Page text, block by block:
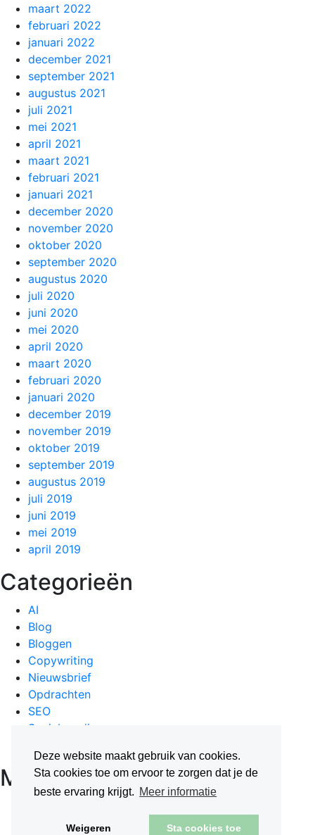
Deze website maakt gebruik van cookies.
Sta cookies toe om ervoor te zorgen dat je de
beste ervaring krijgt. Meer informatie
Weigeren Sta cookies toe
maart 2022
februari 2022
januari 2022
december 2021
september 2021
augustus 2021
juli 2021
mei 2021
april 2021
maart 2021
februari 2021
januari 2021
december 2020
november 2020
oktober 2020
september 2020
augustus 2020
juli 2020
juni 2020
mei 2020
april 2020
maart 2020
februari 2020
januari 2020
december 2019
november 2019
oktober 2019
september 2019
augustus 2019
juli 2019
juni 2019
mei 2019
april 2019
Categorieën
AI
Blog
Bloggen
Copywriting
Nieuwsbrief
Opdrachten
SEO
Social media
Meta
Berichten feed